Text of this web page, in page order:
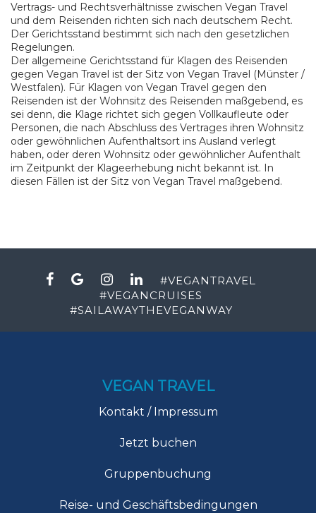
Vertrags- und Rechtsverhältnisse zwischen Vegan Travel
und dem Reisenden richten sich nach deutschem Recht.
Der Gerichtsstand bestimmt sich nach den gesetzlichen
Regelungen.
Der allgemeine Gerichtsstand für Klagen des Reisenden
gegen Vegan Travel ist der Sitz von Vegan Travel (Münster /
Westfalen). Für Klagen von Vegan Travel gegen den
Reisenden ist der Wohnsitz des Reisenden maßgebend, es
sei denn, die Klage richtet sich gegen Vollkaufleute oder
Personen, die nach Abschluss des Vertrages ihren Wohnsitz
oder gewöhnlichen Aufenthaltsort ins Ausland verlegt
haben, oder deren Wohnsitz oder gewöhnlicher Aufenthalt
im Zeitpunkt der Klageerhebung nicht bekannt ist. In
diesen Fällen ist der Sitz von Vegan Travel maßgebend.
#VEGANTRAVEL
#VEGANCRUISES
#SAILAWAYTHEVEGANWAY
VEGAN TRAVEL
Kontakt / Impressum
Jetzt buchen
Gruppenbuchung
Reise- und Geschäftsbedingungen